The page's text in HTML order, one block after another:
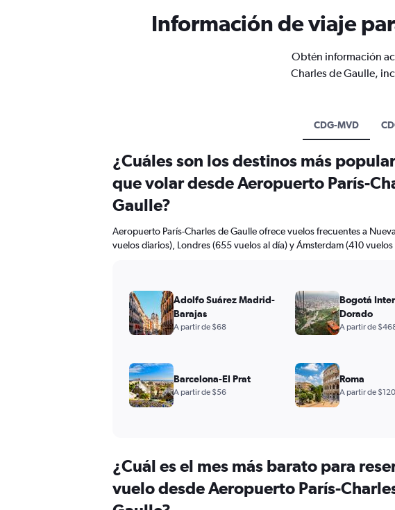
Información de viaje
Obtén información
Charles de Gaulle,
CDG-MVD
¿Cuál es el mes más barato para
vuelo desde Aeropuerto París-
¿Cuáles son los destinos más
que volar desde Aeropuerto París-
Gaulle?
Aeropuerto París-Charles de Gaulle ofrece vuelos frecuentes a
vuelos diarios), Londres (655 vuelos al día) y Ámsterdam (410 vuelos
Adolfo Suárez Madrid-
Barajas
A partir de $68
Bogotá
Dorado
A partir de
Barcelona-El Prat
A partir de $56
Roma
A partir de $120